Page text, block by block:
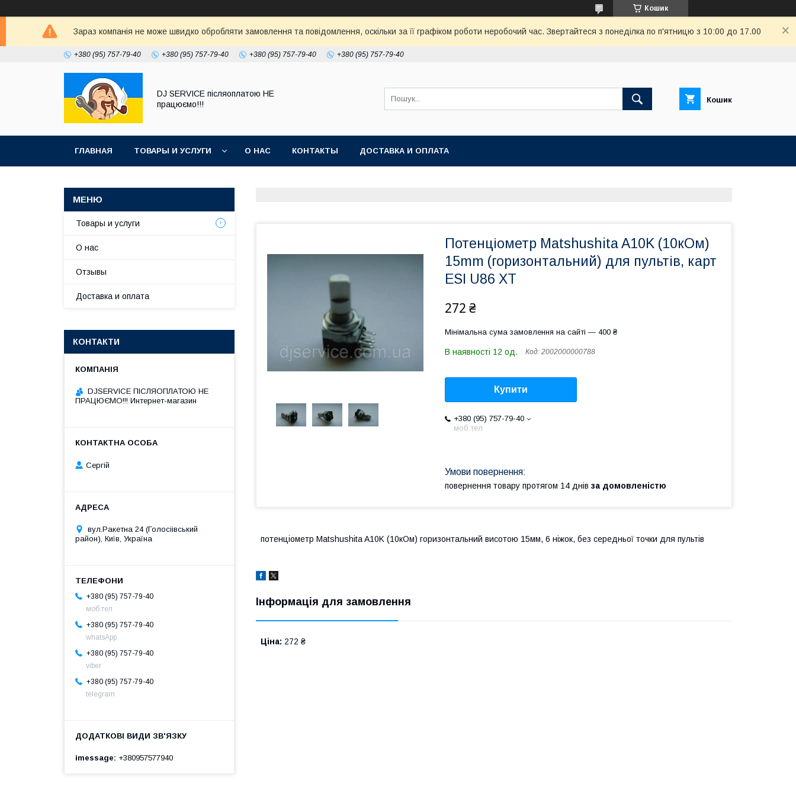
Кошик
Зараз компанія не може швидко обробляти замовлення та повідомлення, оскільки за її графіком роботи неробочий час. Звертайтеся з понеділка по п'ятницю з 10:00 до 17.00
+380 (95) 757-79-40 +380 (95) 757-79-40 +380 (95) 757-79-40 +380 (95) 757-79-40
DJ SERVICE пiсляоплатою НЕ
працюємо!!!
Кошик
ГЛАВНАЯ ТОВАРЫ И УСЛУГИ О НАС КОНТАКТЫ ДОСТАВКА И ОПЛАТА
Потенціометр Matshushita A10K (10кОм)
15mm (горизонтальний) для пультів, карт
ESI U86 XT
272 ₴
Мінімальна сума замовлення на сайті — 400 ₴
В наявності 12 од. Код: 2002000000788
Купити
+380 (95) 757-79-40
моб.тел
повернення товару протягом 14 днів за домовленістю
потенціометр Matshushita A10K (10кОм) горизонтальний висотою 15мм, 6 ніжок, без середньої точки для пультів
Інформація для замовлення
Ціна: 272 ₴
Товары и услуги
О нас
Отзывы
Доставка и оплата
КОНТАКТИ
DJSERVICE ПІСЛЯОПЛАТОЮ НЕ
ПРАЦЮЄМО!!! Интернет-магазин
Сергій
вул.Ракетна 24 (Голосіівський
район), Київ, Україна
+380 (95) 757-79-40
моб.тел
+380 (95) 757-79-40
whatsApp
+380 (95) 757-79-40
viber
+380 (95) 757-79-40
telegram
imessage +380957577940